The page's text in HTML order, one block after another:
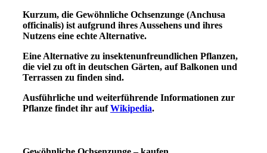
Kurzum, die Gewöhnliche Ochsenzunge (Anchusa
officinalis) ist aufgrund ihres Aussehens und ihres
Nutzens eine echte Alternative.
Eine Alternative zu insektenunfreundlichen Pflanzen,
die viel zu oft in deutschen Gärten, auf Balkonen und
Terrassen zu finden sind.
Ausführliche und weiterführende Informationen zur
Pflanze findet ihr aufWikipedia.